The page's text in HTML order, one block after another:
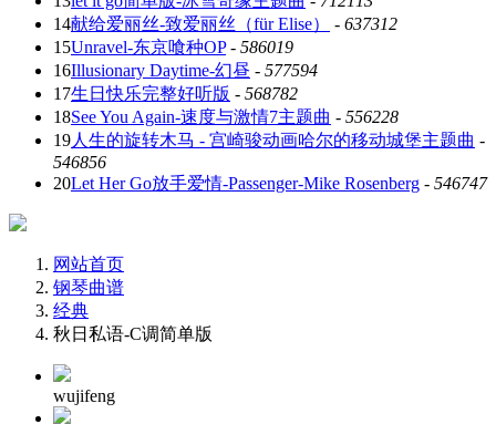
14献给爱丽丝-致爱丽丝（für Elise） - 637312
15Unravel-东京喰种OP- 586019
16Illusionary Daytime-幻昼 - 577594
17生日快乐完整好听版 - 568782
18See You Again-速度与激情7主题曲 - 556228
19人生的旋转木马 - 宫崎骏动画哈尔的移动城堡主题曲 -
546856
20Let Her Go放手爱情-Passenger-Mike Rosenberg - 546747
网站首页
钢琴曲谱
经典
秋日私语-C调简单版
wujifeng